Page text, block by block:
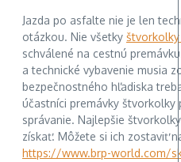
Jazda po asfalte nie je len
otázkou. Nie všetky štvorkolky
schválené na cestnú
a technické vybavenie musia
bezpečnostného hľadiska
účastníci premávky štvorkolky
správanie. Najlepšie
získať. Môžete si ich zostaviť
https://www.brp-world.com/